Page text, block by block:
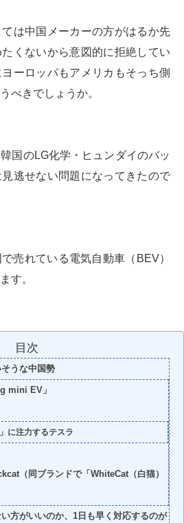
は中国メーカーの方がはるか先
くないから意図的に拒絶してい
ーロッパもアメリカもそっち側
べきでしょうか。
国のLG化学・ヒュンダイのバッ
逃せない問題になってきたので
売れている電気自動車（BEV）
す。
目次
うな中国勢
mini EV」
に注力するテスラ
（同ブランドで「WhiteCat（白猫）
い方がいいのか、1日も早く対応するのが